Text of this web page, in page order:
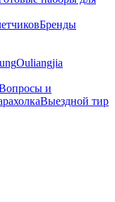
Бренды
Ouliangjia
и
Выездной тир